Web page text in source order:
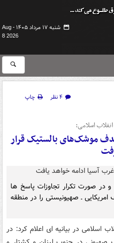
شنبه ۱۷ مرداد ۱۴۰۵ -
Aug
8 2026
۴ نظر
چاپ
اسلامی:
هدف موشک‌های بالستیک قرار
در صورت تکرار تجاوزات پاسخ ها
ـ صهیونیستی را در منطقه
اسلامی در بیانیه ای اعلام کرد: در